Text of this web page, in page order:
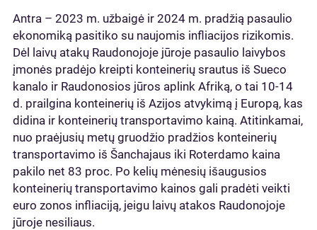
Antra – 2023 m. užbaigė ir 2024 m. pradžią pasaulio
ekonomiką pasitiko su naujomis infliacijos rizikomis.
Dėl laivų atakų Raudonojoje jūroje pasaulio laivybos
įmonės pradėjo kreipti konteinerių srautus iš Sueco
kanalo ir Raudonosios jūros aplink Afriką, o tai 10-14
d. prailgina konteinerių iš Azijos atvykimą į Europą, kas
didina ir konteinerių transportavimo kainą. Atitinkamai,
nuo praėjusių metų gruodžio pradžios konteinerių
transportavimo iš Šanchajaus iki Roterdamo kaina
pakilo net 83 proc. Po kelių mėnesių išaugusios
konteinerių transportavimo kainos gali pradėti veikti
euro zonos infliaciją, jeigu laivų atakos Raudonojoje
jūroje nesiliaus.